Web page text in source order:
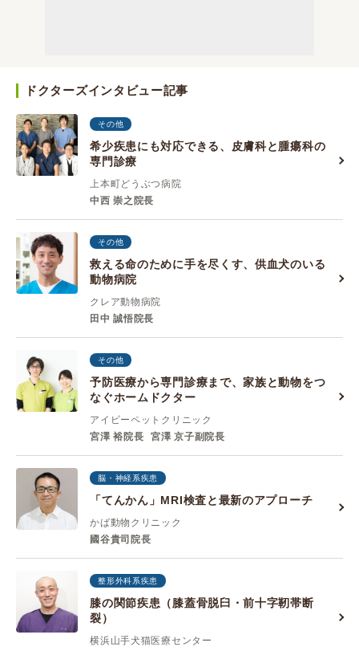
ドクターズインタビュー記事
その他
希少疾患にも対応できる、皮膚科と腫瘍科の
専門診療
上本町どうぶつ病院
中西 崇之院長
その他
救える命のために手を尽くす、供血犬のいる
動物病院
クレア動物病院
田中 誠悟院長
その他
予防医療から専門診療まで、家族と動物をつ
なぐホームドクター
アイビーペットクリニック
宮澤 裕院長
宮澤 京子副院長
脳・神経系疾患
「てんかん」MRI検査と最新のアプローチ
かば動物クリニック
國谷貴司院長
整形外科系疾患
膝の関節疾患（膝蓋骨脱臼・前十字靭帯断
裂）
横浜山手犬猫医療センター